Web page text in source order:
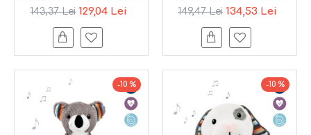
143,37 Lei 129,04 Lei 149,47 Lei 134,53 Lei
-10 % -10 %